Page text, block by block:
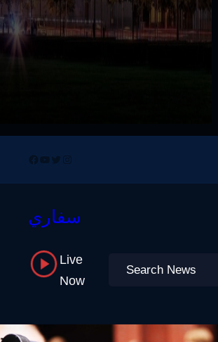
Facebook
YouTube
TwitterInstagram
سفاري
Live
Now
Search